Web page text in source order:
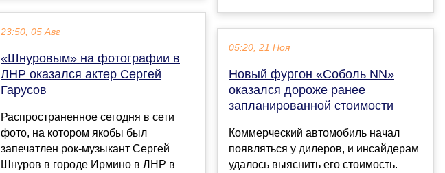
23:50, 05 Авг
«Шнуровым» на фотографии в
ЛНР оказался актер Сергей
Гарусов
Распространенное сегодня в сети
фото, на котором якобы был
запечатлен рок-музыкант Сергей
Шнуров в городе Ирмино в ЛНР в
05:20, 21 Ноя
Новый фургон «Соболь NN»
оказался дороже ранее
запланированной стоимости
Коммерческий автомобиль начал
появляться у дилеров, и инсайдерам
удалось выяснить его стоимость.